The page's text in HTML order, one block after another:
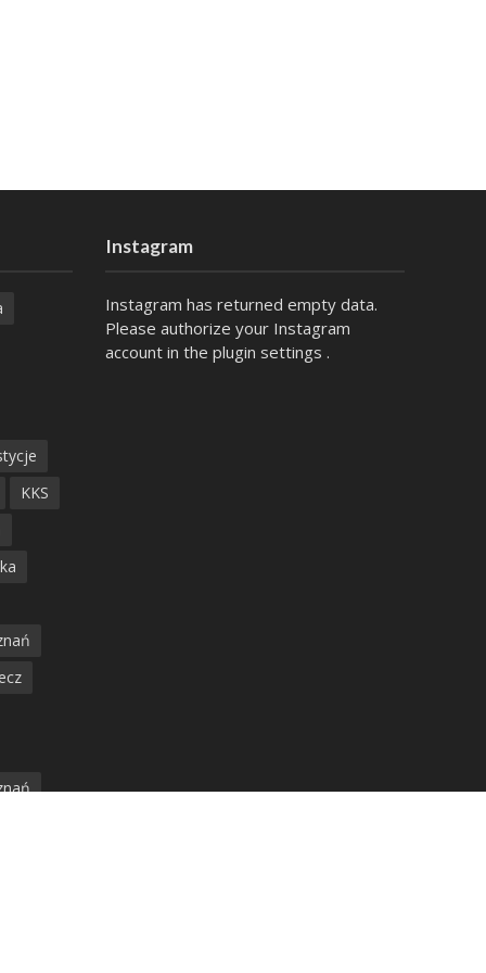
KKS
Instagram
Instagram has returned empty data.
Please authorize your Instagram
account in the plugin settings .